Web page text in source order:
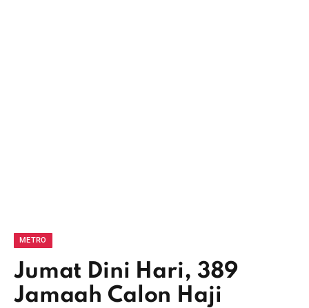
METRO
Jumat Dini Hari, 389
Jamaah Calon Haji